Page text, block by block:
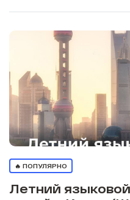
🔥 ПОПУЛЯРНО
Летний